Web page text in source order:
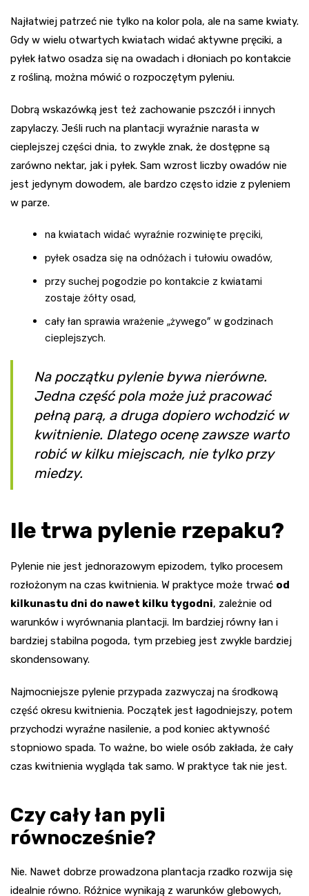
Najłatwiej patrzeć nie tylko na kolor pola, ale na same kwiaty.
Gdy w wielu otwartych kwiatach widać aktywne pręciki, a
pyłek łatwo osadza się na owadach i dłoniach po kontakcie
z rośliną, można mówić o rozpoczętym pyleniu.
Dobrą wskazówką jest też zachowanie pszczół i innych
zapylaczy. Jeśli ruch na plantacji wyraźnie narasta w
cieplejszej części dnia, to zwykle znak, że dostępne są
zarówno nektar, jak i pyłek. Sam wzrost liczby owadów nie
jest jedynym dowodem, ale bardzo często idzie z pyleniem
w parze.
na kwiatach widać wyraźnie rozwinięte pręciki,
pyłek osadza się na odnóżach i tułowiu owadów,
przy suchej pogodzie po kontakcie z kwiatami
zostaje żółty osad,
cały łan sprawia wrażenie „żywego” w godzinach
cieplejszych.
Na początku pylenie bywa nierówne.
Jedna część pola może już pracować
pełną parą, a druga dopiero wchodzić w
kwitnienie. Dlatego ocenę zawsze warto
robić w kilku miejscach, nie tylko przy
miedzy.
Ile trwa pylenie rzepaku?
Pylenie nie jest jednorazowym epizodem, tylko procesem
rozłożonym na czas kwitnienia. W praktyce może trwać od
kilkunastu dni do nawet kilku tygodni, zależnie od
warunków i wyrównania plantacji. Im bardziej równy łan i
bardziej stabilna pogoda, tym przebieg jest zwykle bardziej
skondensowany.
Najmocniejsze pylenie przypada zazwyczaj na środkową
część okresu kwitnienia. Początek jest łagodniejszy, potem
przychodzi wyraźne nasilenie, a pod koniec aktywność
stopniowo spada. To ważne, bo wiele osób zakłada, że cały
czas kwitnienia wygląda tak samo. W praktyce tak nie jest.
Czy cały łan pyli
równocześnie?
Nie. Nawet dobrze prowadzona plantacja rzadko rozwija się
idealnie równo. Różnice wynikają z warunków glebowych,